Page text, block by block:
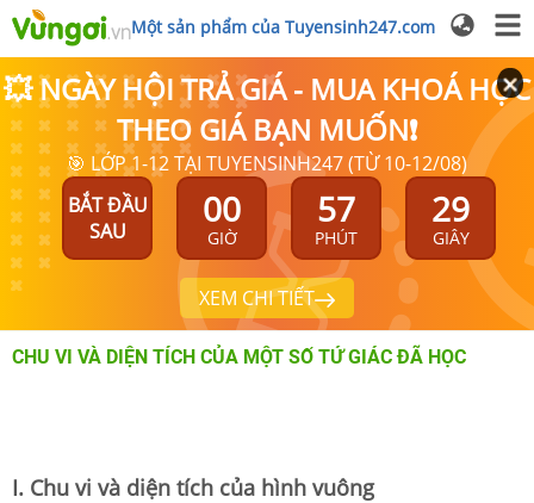
Một sản phẩm của Tuyensinh247.com
💥 NGÀY HỘI TRẢ GIÁ - MUA KHOÁ HỌC
THEO GIÁ BẠN MUỐN❗
🎯 LỚP 1-12 TẠI TUYENSINH247 (TỪ 10-12/08)
BẮT ĐẦU
SAU
00
GIỜ
57
PHÚT
28
GIÂY
XEM CHI TIẾT
CHU VI VÀ DIỆN TÍCH CỦA MỘT SỐ TỨ GIÁC ĐÃ HỌC
I. Chu vi và diện tích của hình vuông